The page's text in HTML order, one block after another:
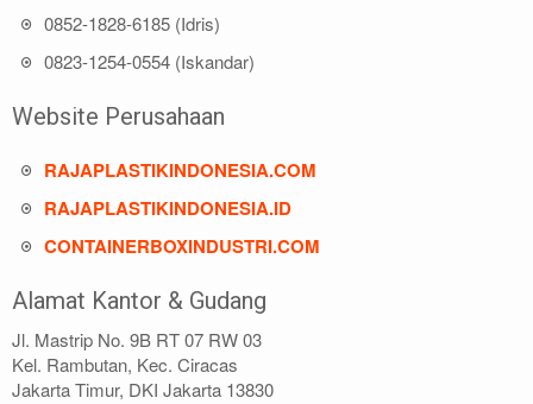
0852-1828-6185 (Idris)
0823-1254-0554 (Iskandar)
Website Perusahaan
RAJAPLASTIKINDONESIA.COM
RAJAPLASTIKINDONESIA.ID
CONTAINERBOXINDUSTRI.COM
Alamat Kantor & Gudang
Jl. Mastrip No. 9B RT 07 RW 03
Kel. Rambutan, Kec. Ciracas
Jakarta Timur, DKI Jakarta 13830